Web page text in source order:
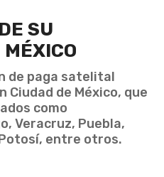
SU
de paga satelital
Ciudad de México, que
como
Veracruz, Puebla,
entre otros.